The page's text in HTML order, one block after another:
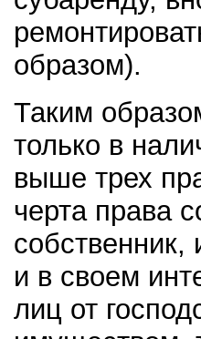
образом).
Таким
только в
выше трех
черта права
и в своем
лиц от